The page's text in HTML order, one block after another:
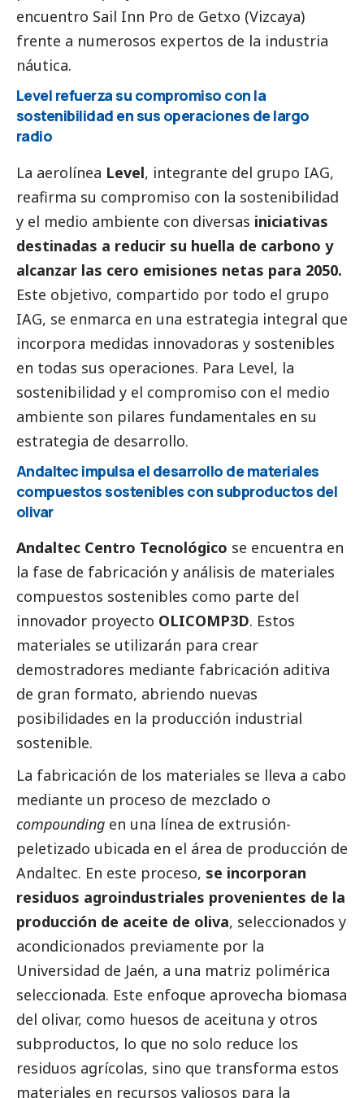
encuentro Sail Inn Pro de Getxo (Vizcaya)
frente a numerosos expertos de la industria
náutica.
Level refuerza su compromiso con la
sostenibilidad en sus operaciones de largo
radio
La aerolínea Level, integrante del grupo IAG,
reafirma su compromiso con la sostenibilidad
y el medio ambiente con diversas iniciativas
destinadas a reducir su huella de carbono y
alcanzar las cero emisiones netas para 2050.
Este objetivo, compartido por todo el grupo
IAG, se enmarca en una estrategia integral que
incorpora medidas innovadoras y sostenibles
en todas sus operaciones. Para Level, la
sostenibilidad y el compromiso con el medio
ambiente son pilares fundamentales en su
estrategia de desarrollo.
Andaltec impulsa el desarrollo de materiales
compuestos sostenibles con subproductos del
olivar
Andaltec Centro Tecnológico se encuentra en
la fase de fabricación y análisis de materiales
compuestos sostenibles como parte del
innovador proyecto OLICOMP3D. Estos
materiales se utilizarán para crear
demostradores mediante fabricación aditiva
de gran formato, abriendo nuevas
posibilidades en la producción industrial
sostenible.
La fabricación de los materiales se lleva a cabo
mediante un proceso de mezclado o
compounding en una línea de extrusión-
peletizado ubicada en el área de producción de
Andaltec. En este proceso, se incorporan
residuos agroindustriales provenientes de la
producción de aceite de oliva, seleccionados y
acondicionados previamente por la
Universidad de Jaén, a una matriz polimérica
seleccionada. Este enfoque aprovecha biomasa
del olivar, como huesos de aceituna y otros
subproductos, lo que no solo reduce los
residuos agrícolas, sino que transforma estos
materiales en recursos valiosos para la